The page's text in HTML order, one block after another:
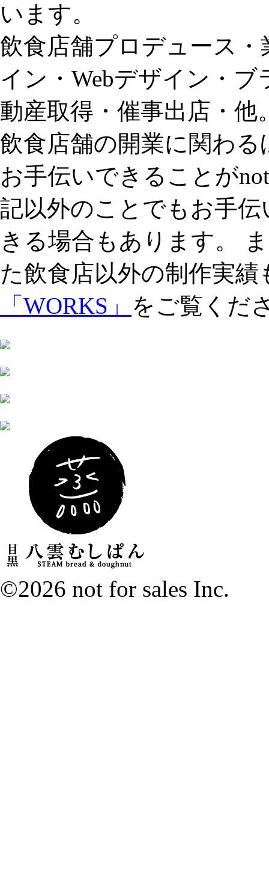
います。
飲食店舗プロデュース
イン・Webデザイン・
動産取得・催事出店・他
飲食店舗の開業に関わ
お手伝いできることが
記以外のことでもお手
きる場合もあります。
た飲食店以外の制作実
「WORKS」 をご覧くだ
©2026 not for sales Inc.